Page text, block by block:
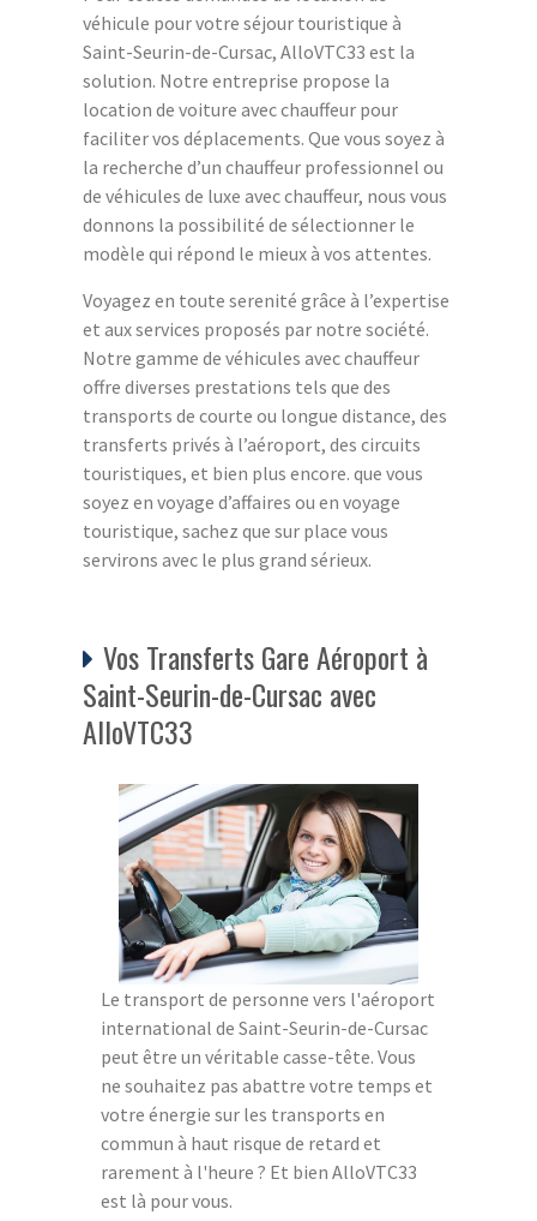
véhicule pour votre séjour touristique à
Saint-Seurin-de-Cursac, AlloVTC33 est la
solution. Notre entreprise propose la
location de voiture avec chauffeur pour
faciliter vos déplacements. Que vous soyez à
la recherche d’un chauffeur professionnel ou
de véhicules de luxe avec chauffeur, nous vous
donnons la possibilité de sélectionner le
modèle qui répond le mieux à vos attentes.
Voyagez en toute serenité grâce à l’expertise
et aux services proposés par notre société.
Notre gamme de véhicules avec chauffeur
offre diverses prestations tels que des
transports de courte ou longue distance, des
transferts privés à l’aéroport, des circuits
touristiques, et bien plus encore. que vous
soyez en voyage d’affaires ou en voyage
touristique, sachez que sur place vous
servirons avec le plus grand sérieux.
Vos Transferts Gare Aéroport à
Saint-Seurin-de-Cursac avec
AlloVTC33
Le transport de personne vers l'aéroport
international de Saint-Seurin-de-Cursac
peut être un véritable casse-tête. Vous
ne souhaitez pas abattre votre temps et
votre énergie sur les transports en
commun à haut risque de retard et
rarement à l'heure ? Et bien AlloVTC33
est là pour vous.